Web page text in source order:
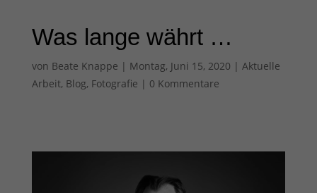
Was lange währt …
von Beate Knappe | Montag, Juni 15, 2020 | Aktuelle
Arbeit, Blog, Fotografie | 0 Kommentare